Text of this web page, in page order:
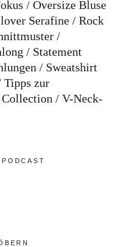
Oversize Bluse
Serafine
Rock
Statement
Sweatshirt
Tipps zur
V-Neck-